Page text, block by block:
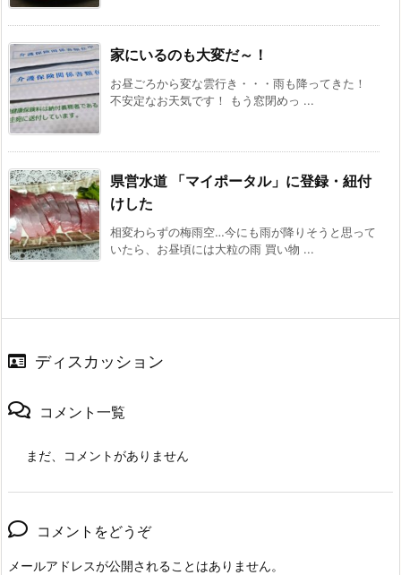
家にいるのも大変だ～！
お昼ごろから変な雲行き・・・雨も降ってきた！
不安定なお天気です！ もう窓閉めっ ...
県営水道 「マイポータル」に登録・紐付
けした
相変わらずの梅雨空…今にも雨が降りそうと思って
いたら、お昼頃には大粒の雨 買い物 ...
ディスカッション
コメント一覧
まだ、コメントがありません
コメントをどうぞ
メールアドレスが公開されることはありません。